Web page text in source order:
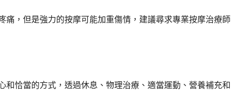
痛，但是強力的按摩可能加重傷情，建議尋求專業按摩治療師
和恰當的方式，透過休息、物理治療、適當運動、營養補充和